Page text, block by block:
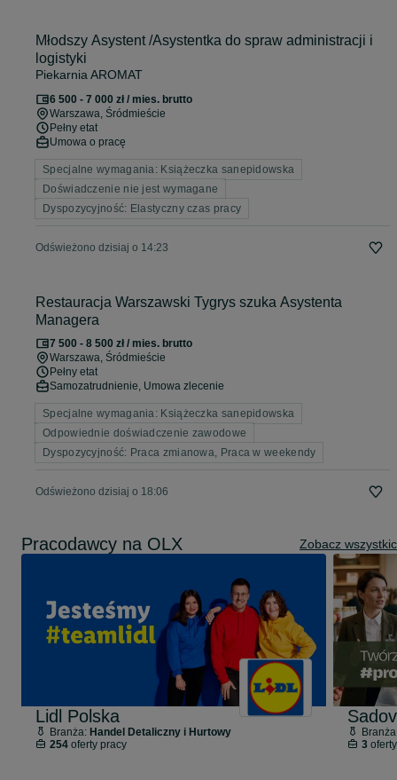
Młodszy Asystent /Asystentka do spraw administracji i
logistyki
Piekarnia AROMAT
6 500 - 7 000 zł / mies. brutto
Warszawa, Śródmieście
Pełny etat
Umowa o pracę
Specjalne wymagania: Książeczka sanepidowska
Doświadczenie nie jest wymagane
Dyspozycyjność: Elastyczny czas pracy
Odświeżono dzisiaj o 14:23
Restauracja Warszawski Tygrys szuka Asystenta
Managera
7 500 - 8 500 zł / mies. brutto
Warszawa, Śródmieście
Pełny etat
Samozatrudnienie, Umowa zlecenie
Specjalne wymagania: Książeczka sanepidowska
Odpowiednie doświadczenie zawodowe
Dyspozycyjność: Praca zmianowa, Praca w weekendy
Odświeżono dzisiaj o 18:06
Pracodawcy na OLX Zobacz
Lidl Polska
Branża: Handel Detaliczny i Hurtowy
254oferty pracy
3